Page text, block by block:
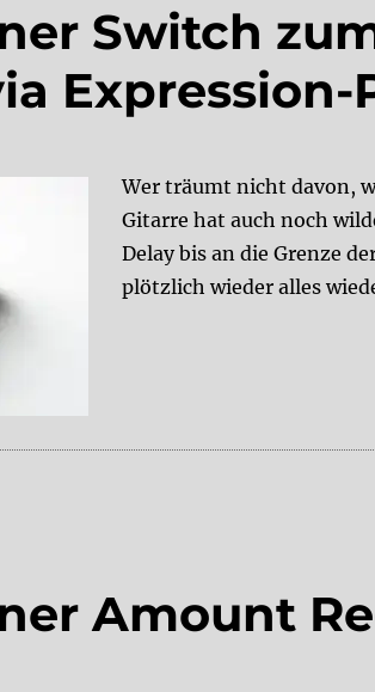
Switch
Expression-
Wer träumt nicht davon,
Gitarre hat auch noch
Delay bis an die Grenze
plötzlich wieder alles
Amount